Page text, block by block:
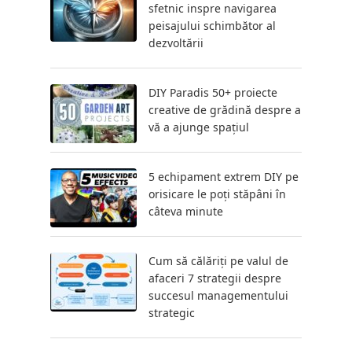
sfetnic inspre navigarea
peisajului schimbător al
dezvoltării
DIY Paradis 50+ proiecte
creative de grădină despre a
vă a ajunge spațiul
5 echipament extrem DIY pe
orisicare le poți stăpâni în
câteva minute
Cum să călăriți pe valul de
afaceri 7 strategii despre
succesul managementului
strategic